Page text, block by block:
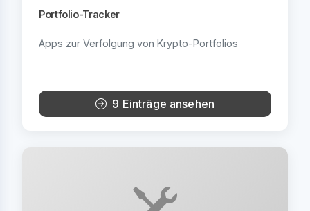
Portfolio-Tracker
Apps zur Verfolgung von Krypto-Portfolios
9 Einträge ansehen